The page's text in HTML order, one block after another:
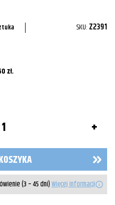
SKU: Z2391
zł.
(3 – 45 dni)Więcej informacji